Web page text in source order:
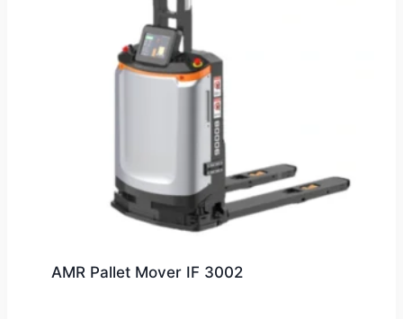
AMR Pallet Mover IF 3002